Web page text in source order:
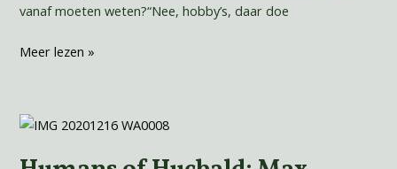
vanaf moeten weten?“Nee, hobby’s, daar doe
Meer lezen »
Humans
Hucbald: